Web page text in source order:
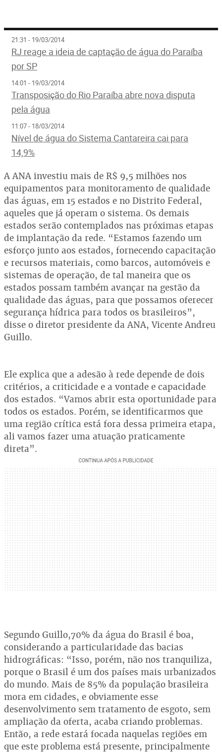
21:31 - 19/03/2014
RJ reage a ideia de captação de água do Paraíba
por SP
14:01 - 19/03/2014
Transposição do Rio Paraíba abre nova disputa
pela água
11:07 - 18/03/2014
Nível de água do Sistema Cantareira cai para
14,9%
A ANA investiu mais de R$ 9,5 milhões nos
equipamentos para monitoramento de qualidade
das águas, em 15 estados e no Distrito Federal,
aqueles que já operam o sistema. Os demais
estados serão contemplados nas próximas etapas
de implantação da rede. “Estamos fazendo um
esforço junto aos estados, fornecendo capacitação
e recursos materiais, como barcos, automóveis e
sistemas de operação, de tal maneira que os
estados possam também avançar na gestão da
qualidade das águas, para que possamos oferecer
segurança hídrica para todos os brasileiros”,
disse o diretor presidente da ANA, Vicente Andreu
Guillo.
Ele explica que a adesão à rede depende de dois
critérios, a criticidade e a vontade e capacidade
dos estados. “Vamos abrir esta oportunidade para
todos os estados. Porém, se identificarmos que
uma região crítica está fora dessa primeira etapa,
ali vamos fazer uma atuação praticamente
direta”.
Segundo Guillo,70% da água do Brasil é boa,
considerando a particularidade das bacias
hidrográficas: “Isso, porém, não nos tranquiliza,
porque o Brasil é um dos países mais urbanizados
do mundo. Mais de 85% da população brasileira
mora em cidades, e obviamente esse
desenvolvimento sem tratamento de esgoto, sem
ampliação da oferta, acaba criando problemas.
Então, a rede estará focada naquelas regiões em
que este problema está presente, principalmente